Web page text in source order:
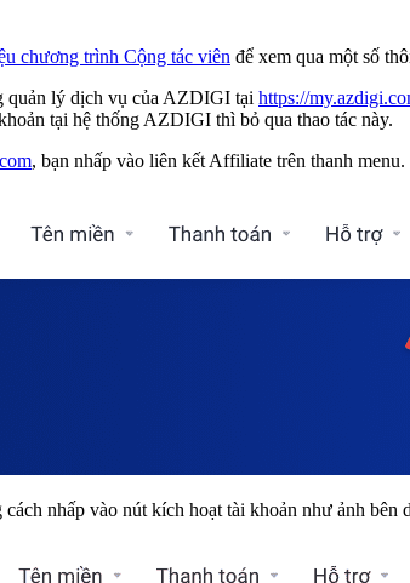
chương trình Cộng tác viên để xem qua một số
quản lý dịch vụ của AZDIGI tại https://
tại hệ thống AZDIGI thì bỏ qua thao tác này.
, bạn nhấp vào liên kết Affiliate trên thanh menu.
nhấp vào nút kích hoạt tài khoản như ảnh bên